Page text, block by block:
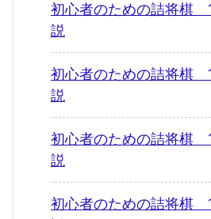
初心者のための詰将棋
説
初心者のための詰将棋
説
初心者のための詰将棋
説
初心者のための詰将棋